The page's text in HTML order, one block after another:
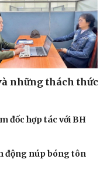
những thách thức
đốc hợp tác với BH
động núp bóng tôn